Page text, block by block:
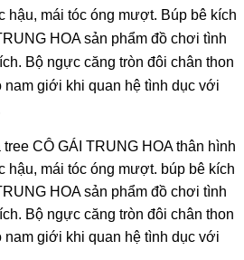
hậu, mái tóc óng mượt. Búp bê kích
HOA sản phẩm đồ chơi tình
Bộ ngực căng tròn đôi chân thon
nam giới khi quan hệ tình dục với